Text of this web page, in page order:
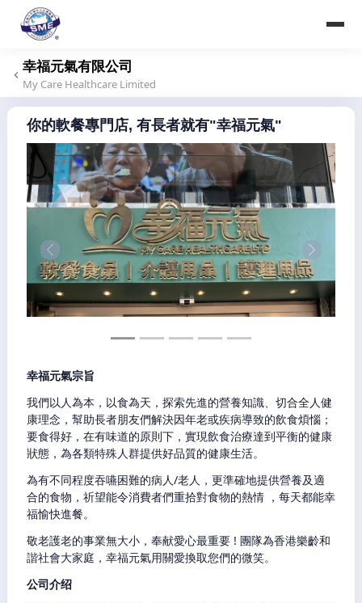
香港大中華中小企業商會
Hong Kong Greater China SME Alliance Association
幸福元氣有限公司
My Care Healthcare Limited
你的軟餐專門店, 有長者就有"幸福元氣"
Previous Next
幸福元氣宗旨
我們以人為本，以食為天，探索先進的營養知識、切合全人健
康理念，幫助長者朋友們解決因年老或疾病導致的飲食煩惱；
要食得好，在有味道的原則下，實現飲食治療達到平衡的健康
狀態，為各類特殊人群提供好品質的健康生活。
為有不同程度吞嚥困難的病人/老人，更準確地提供營養及適
合的食物，祈望能令消費者們重拾對食物的熱情 ，每天都能幸
福愉快進餐。
敬老護老的事業無大小，奉献愛心最重要 ! 團隊為香港樂齡和
諧社會大家庭，幸福元氣用關愛換取您們的微笑。
公司介绍